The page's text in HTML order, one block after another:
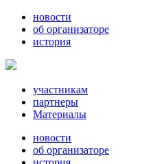
новости
об организаторе
история
участникам
партнеры
Материалы
новости
об организаторе